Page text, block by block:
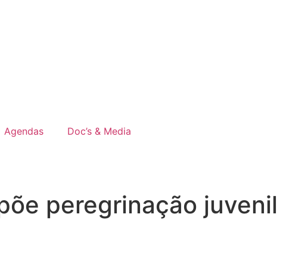
Agendas Doc’s & Media
peregrinação